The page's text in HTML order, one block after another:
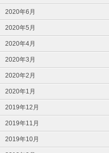
2020年6月
2020年5月
2020年4月
2020年3月
2020年2月
2020年1月
2019年12月
2019年11月
2019年10月